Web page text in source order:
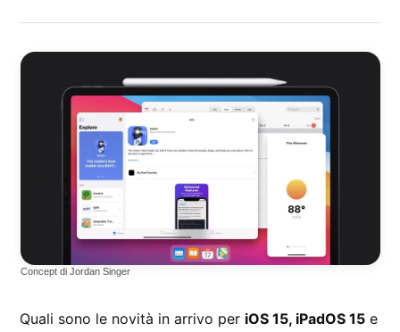
Concept di Jordan Singer
Quali sono le novità in arrivo per iOS 15, iPadOS 15 e